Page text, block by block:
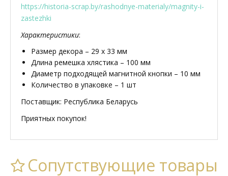
https://historia-scrap.by/rashodnye-materialy/magnity-i-
zastezhki
Характеристики:
Размер декора – 29 х 33 мм
Длина ремешка хлястика – 100 мм
Диаметр подходящей магнитной кнопки – 10 мм
Количество в упаковке – 1 шт
Поставщик: Республика Беларусь
Приятных покупок!
Сопутствующие товары